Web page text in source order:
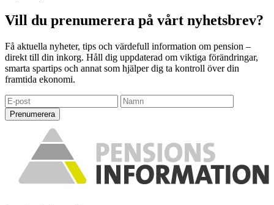
Vill du prenumerera på vårt nyhetsbrev?
Få aktuella nyheter, tips och värdefull information om pension –
direkt till din inkorg. Håll dig uppdaterad om viktiga förändringar,
smarta spartips och annat som hjälper dig ta kontroll över din
framtida ekonomi.
Prenumerera